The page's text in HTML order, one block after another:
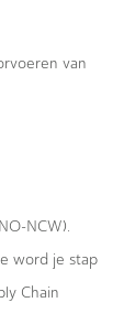
van
NCW).
word je stap
Chain